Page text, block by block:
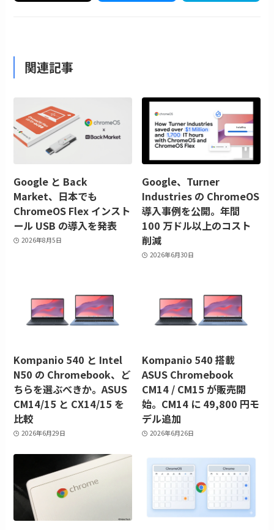
関連記事
Google と Back
Market、日本でも
ChromeOS Flex インスト
ール USB の導入を発表
2026年8月5日
Google、Turner
Industries の ChromeOS
導入事例を公開。年間
100 万ドル以上のコスト
削減
2026年6月30日
Kompanio 540 と Intel
N50 の Chromebook、ど
ちらを選ぶべきか。ASUS
CM14/15 と CX14/15 を
比較
2026年6月29日
Kompanio 540 搭載
ASUS Chromebook
CM14 / CM15 が販売開
始。CM14 に 49,800 円モ
デル追加
2026年6月26日